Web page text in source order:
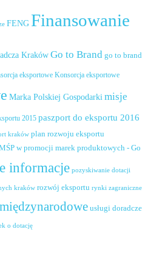
FENG Finansowanie
Kraków Go to Brand go to brand
eksportowe Konsorcja eksportowe
Marka Polskiej Gospodarki misje
2015 paszport do eksportu 2016
kraków plan rozwoju eksportu
w promocji marek produktowych - Go
informacje pozyskiwanie dotacji
kraków rozwój eksportu rynki zagraniczne
usługi doradcze
o dotację